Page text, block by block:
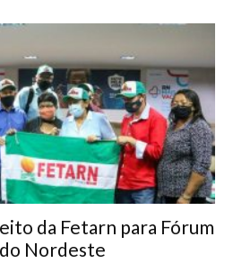
da Fetarn para Fórum
Nordeste